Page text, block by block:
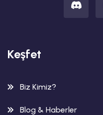
Keşfet
Biz Kimiz?
Blog & Haberler